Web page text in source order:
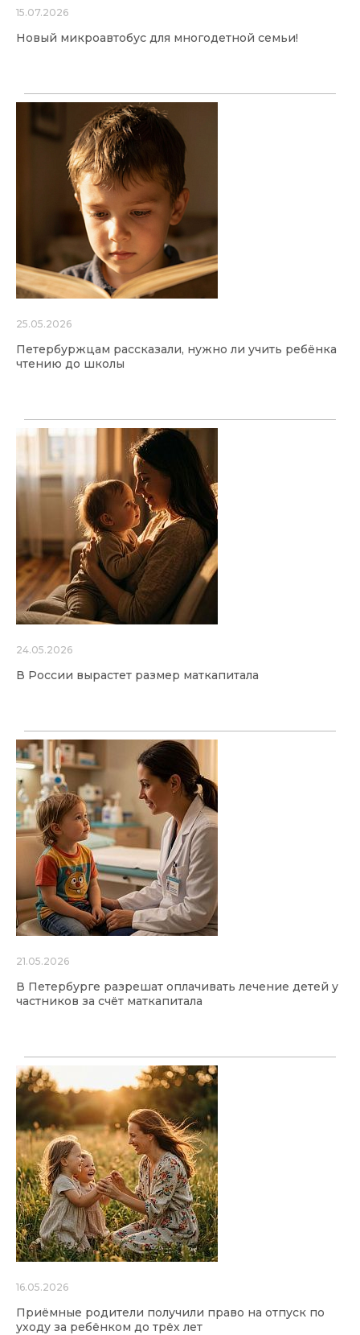
15.07.2026
Новый микроавтобус для многодетной семьи!
25.05.2026
Петербуржцам рассказали, нужно ли учить ребёнка
чтению до школы
24.05.2026
В России вырастет размер маткапитала
21.05.2026
В Петербурге разрешат оплачивать лечение детей у
частников за счёт маткапитала
16.05.2026
Приёмные родители получили право на отпуск по
уходу за ребёнком до трёх лет